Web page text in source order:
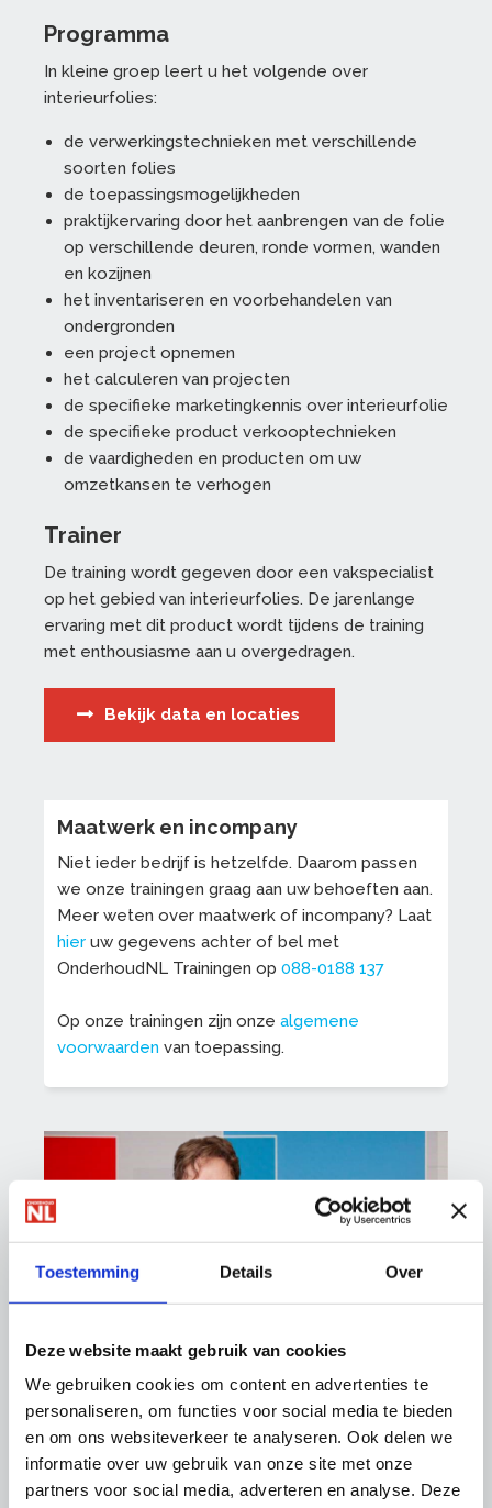
Toestemming Details Over
Deze website maakt gebruik van cookies
We gebruiken cookies om content en advertenties te
personaliseren, om functies voor social media te bieden
en om ons websiteverkeer te analyseren. Ook delen we
informatie over uw gebruik van onze site met onze
partners voor social media, adverteren en analyse. Deze
Programma
In kleine groep leert u het volgende over
interieurfolies:
de verwerkingstechnieken met verschillende
soorten folies
de toepassingsmogelijkheden
praktijkervaring door het aanbrengen van de folie
op verschillende deuren, ronde vormen, wanden
en kozijnen
het inventariseren en voorbehandelen van
ondergronden
een project opnemen
het calculeren van projecten
de specifieke marketingkennis over interieurfolie
de specifieke product verkooptechnieken
de vaardigheden en producten om uw
omzetkansen te verhogen
Trainer
De training wordt gegeven door een vakspecialist
op het gebied van interieurfolies. De jarenlange
ervaring met dit product wordt tijdens de training
met enthousiasme aan u overgedragen.
Bekijk data en locaties
Maatwerk en incompany
Niet ieder bedrijf is hetzelfde. Daarom passen
we onze trainingen graag aan uw behoeften aan.
Meer weten over maatwerk of incompany? Laat
hier uw gegevens achter of bel met
OnderhoudNL Trainingen op 088-0188 137
Op onze trainingen zijn onze algemene
voorwaarden van toepassing.
Trainingen
088-0188 137
trainingen@onderhoudnl.nl